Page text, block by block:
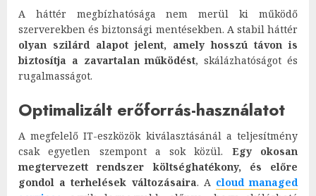
A háttér megbízhatósága nem merül ki működő
szerverekben és biztonsági mentésekben. A stabil háttér
olyan szilárd alapot jelent, amely hosszú távon is
biztosítja a zavartalan működést, skálázhatóságot és
rugalmasságot.
Optimalizált erőforrás-használatot
A megfelelő IT-eszközök kiválasztásánál a teljesítmény
csak egyetlen szempont a sok közül. Egy okosan
megtervezett rendszer költséghatékony, és előre
gondol a terhelések változásaira. A cloud managed